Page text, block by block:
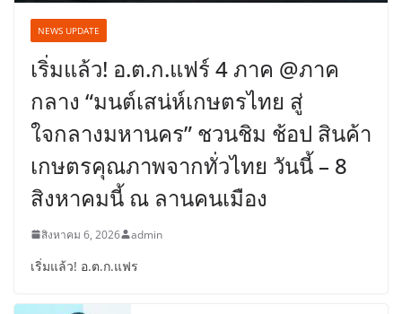
NEWS UPDATE
เริ่มแล้ว! อ.ต.ก.แฟร์ 4 ภาค @ภาค
กลาง “มนต์เสน่ห์เกษตรไทย สู่
ใจกลางมหานคร” ชวนชิม ช้อป สินค้า
เกษตรคุณภาพจากทั่วไทย วันนี้ – 8
สิงหาคมนี้ ณ ลานคนเมือง
สิงหาคม 6, 2026 admin
เริ่มแล้ว! อ.ต.ก.แฟร